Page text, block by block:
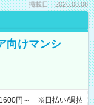
掲載日：2026.08.08
向けマンシ
円～ ※日払い/週払